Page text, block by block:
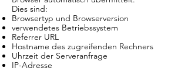
Dies sind:
Browsertyp und Browserversion
verwendetes Betriebssystem
Referrer URL
Hostname des zugreifenden Rechners
Uhrzeit der Serveranfrage
IP-Adresse